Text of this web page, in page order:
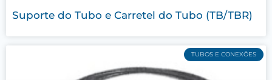
Suporte do Tubo e Carretel do Tubo (TB/TBR)
TUBOS E CONEXÕES